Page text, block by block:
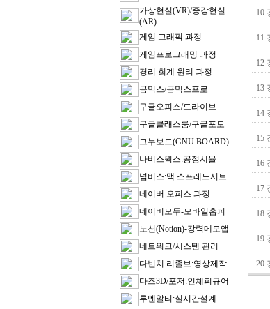
가상현실(VR)/증강현실
(AR)
게임 그래픽 과정
게임프로그래밍 과정
경리 회계 원리 과정
곰믹스/곰믹스프로
구글오피스/드라이브
구글클래스룸/구글포토
그누보드(GNU BOARD)
나비스웍스:공정시뮬
넘버스:맥 스프레드시트
네이버 오피스 과정
네이버모두-모바일홈피
노션(Notion)-강력메모앱
네트워크/시스템 관리
다빈치 리졸브:영상제작
다즈3D/포저:인체피규어
루멘알티:실시간설계
10
11
12
13
14
15
16
17
18
19
20